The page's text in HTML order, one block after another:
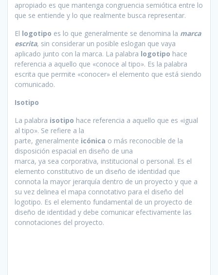
apropiado es que mantenga congruencia semiótica entre lo
que se entiende y lo que realmente busca representar.
El logotipo es lo que generalmente se denomina la marca
escrita, sin considerar un posible eslogan que vaya
aplicado junto con la marca. La palabra logotipo hace
referencia a aquello que «conoce al tipo». Es la palabra
escrita que permite «conocer» el elemento que está siendo
comunicado.
Isotipo
La palabra isotipo hace referencia a aquello que es «igual
al tipo». Se refiere a la
parte, generalmente icónica o más reconocible de la
disposición espacial en diseño de una
marca, ya sea corporativa, institucional o personal. Es el
elemento constitutivo de un diseño de identidad que
connota la mayor jerarquía dentro de un proyecto y que a
su vez delinea el mapa connotativo para el diseño del
logotipo. Es el elemento fundamental de un proyecto de
diseño de identidad y debe comunicar efectivamente las
connotaciones del proyecto.